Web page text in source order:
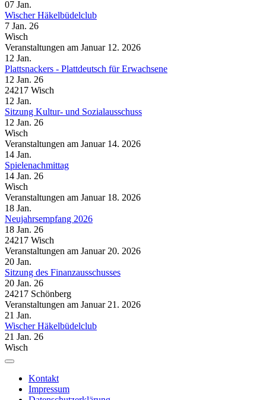
07 Jan.
Wischer Häkelbüdelclub
7 Jan. 26
Wisch
Veranstaltungen am Januar 12. 2026
12 Jan.
Plattsnackers - Plattdeutsch für Erwachsene
12 Jan. 26
24217 Wisch
12 Jan.
Sitzung Kultur- und Sozialausschuss
12 Jan. 26
Wisch
Veranstaltungen am Januar 14. 2026
14 Jan.
Spielenachmittag
14 Jan. 26
Wisch
Veranstaltungen am Januar 18. 2026
18 Jan.
Neujahrsempfang 2026
18 Jan. 26
24217 Wisch
Veranstaltungen am Januar 20. 2026
20 Jan.
Sitzung des Finanzausschusses
20 Jan. 26
24217 Schönberg
Veranstaltungen am Januar 21. 2026
21 Jan.
Wischer Häkelbüdelclub
21 Jan. 26
Wisch
Kontakt
Impressum